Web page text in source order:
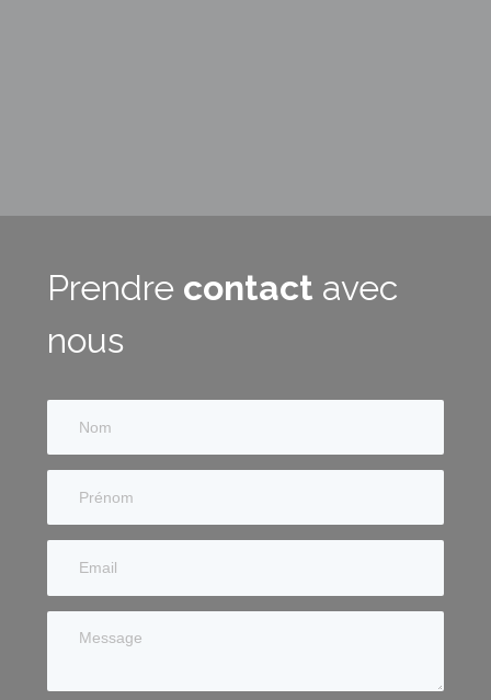
Prendre contact avec
nous